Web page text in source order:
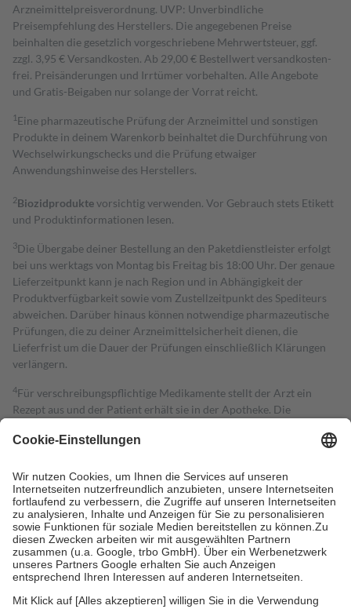
Arzneimittelpreisverordnung. UVP: Unverbindliche
Preisempfehlung des Herstellers. Die angegebenen Preise
beinhalten die gesetzlich vorgeschriebene Mehrwertsteuer, ggf.
zzgl. 3,95 € Versandkosten. Ab 29,00 € Bestell­wert versand­kosten­
frei. Preisänderungen und Irrtümer vorbehalten. Alle Angebote
und Gratis-Beigaben nur solange der Vorrat reicht.
1 Eine pharmazeutische Prüfung der Arzneimittel und sonstigen
Produkte in deinem Warenkorb beinhaltet die Durchführung von
Wechselwirkungschecks und die Prüfung etwaiger
Anwendungshinweise des Herstellers.
2Biozidproduktevorsichtig verwenden. Vor Gebrauch stets Etikett
und Produktinformationen lesen.
3Die Übergabe deiner Bestellung an den Paketdienstleister erfolgt
bei uns werktags von Montag bis Freitag bis 18:00 Uhr. Der genaue
Lieferzeitpunkt kann je nach Region und in Abhängigkeit der
Produktverfügbarkeit sowie vom Zustellzeitpunkt des Spediteurs
abweichen. Darüber hinaus können notwendige pharmazeutische
Prüfungen, die zu deiner Arzneimittelsicherheit dienen, die
Lieferfrist um die Dauer der Prüfungen einschließlich Klärungen
verlängern.
4Für verschreibungspflichtige Medikamente stellt der Arzt ein
Rezept aus und der Patient erhält sie in der Apotheke. Die
Kosten dafür, der Versicherte trägt einen Teil davon als Zuzahlung
Grundsätzlich leisten Mitglieder Zuzahlungen in Höhe von zehn
Prozent des Abgabepreises,mindestensjedochfünf Euround
höchstens zehn Euro.Es sind jedoch nie mehr als die tatsächlichen
Kosten der Leistung zu entrichten.
Diese Regeln gelten grundsätzlich auch für Online-Apotheken.
Bei Heilmitteln und häuslicher Krankenpflege beträgt die
Zuzahlung zehn Prozent der Kosten sowie zehn Euro je